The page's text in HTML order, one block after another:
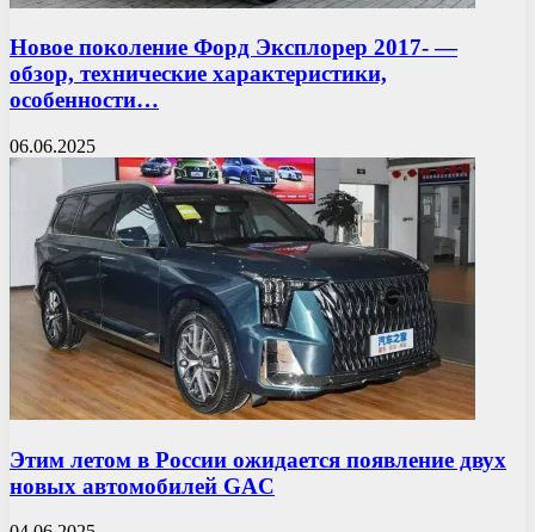
Новое поколение Форд Эксплорер 2017- —
обзор, технические характеристики,
особенности…
06.06.2025
Этим летом в России ожидается появление двух
новых автомобилей GAC